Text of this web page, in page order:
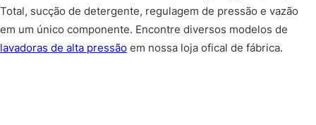
Total, sucção de detergente, regulagem de pressão e vazão
em um único componente. Encontre diversos modelos de
lavadoras de alta pressão em nossa loja ofical de fábrica.